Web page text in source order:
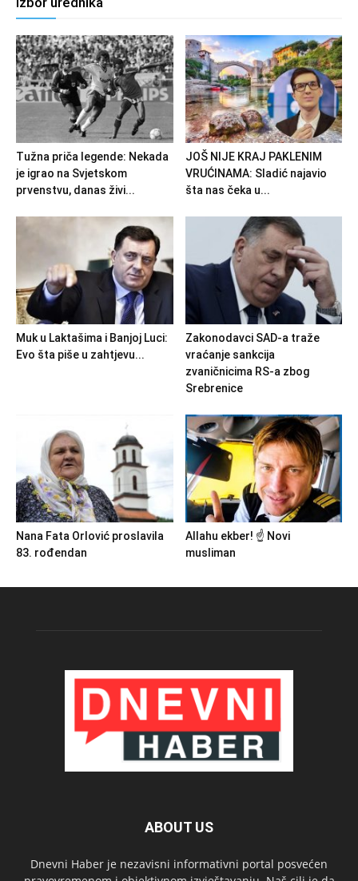
Tužna priča legende: Nekada
je igrao na Svjetskom
prvenstvu, danas živi...
JOŠ NIJE KRAJ PAKLENIM
VRUĆINAMA: Sladić najavio
šta nas čeka u...
Muk u Laktašima i Banjoj Luci:
Evo šta piše u zahtjevu...
Zakonodavci SAD-a traže
vraćanje sankcija
zvaničnicima RS-a zbog
Srebrenice
Nana Fata Orlović proslavila
83. rođendan
Allahu ekber! ☝️ Novi
musliman
ABOUT US
Dnevni Haber je nezavisni informativni portal posvećen